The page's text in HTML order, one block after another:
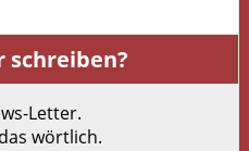
schreiben?
Letter.
wörtlich.